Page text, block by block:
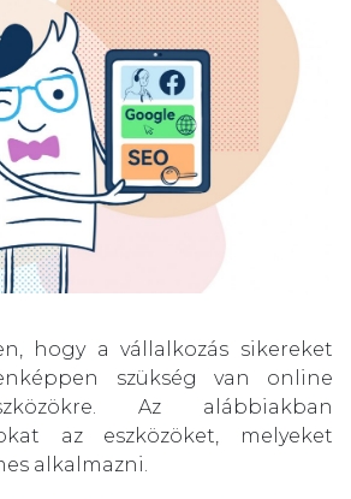
hogy a vállalkozás sikereket
szükség van online
Az alábbiakban
az eszközöket, melyeket
alkalmazni.